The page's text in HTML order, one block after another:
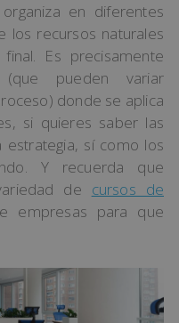
en diferentes
los recursos naturales
Es precisamente
pueden variar
donde se aplica
si quieres saber las
sí como los
Y recuerda que
de cursos de
empresas para que